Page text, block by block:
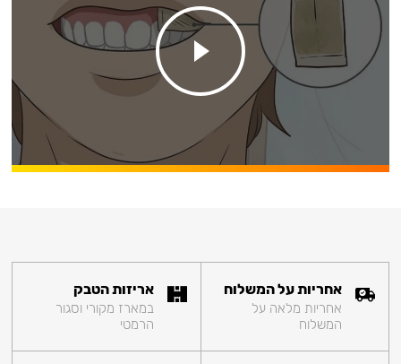
אחריות על המשלוח
אחריות מלאה על
המשלוח
אריזות הטבק
במארז מקורי וסגור
הרמטי